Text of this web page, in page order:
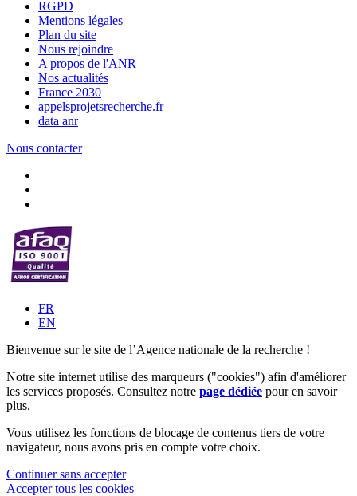
RGPD
Mentions légales
Plan du site
Nous rejoindre
A propos de l'ANR
Nos actualités
France 2030
appelsprojetsrecherche.fr
data anr
Nous contacter
FR
EN
Bienvenue sur le site de l’Agence nationale de la recherche !
Notre site internet utilise des marqueurs ("cookies") afin d'améliorer
les services proposés. Consultez notre page dédiée pour en savoir
plus.
Vous utilisez les fonctions de blocage de contenus tiers de votre
navigateur, nous avons pris en compte votre choix.
Continuer sans accepter
Accepter tous les cookies